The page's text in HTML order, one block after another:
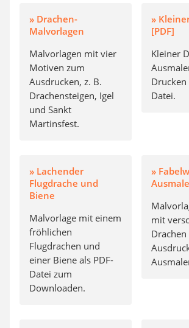
» Drachen-
Malvorlagen
Malvorlagen mit vier
Motiven zum
Ausdrucken, z. B.
Drachensteigen, Igel
und Sankt
Martinsfest.
»
[PDF]
Kleiner
Drucken
Datei.
» Lachender
Flugdrache und
Biene
Malvorlage mit einem
fröhlichen
Flugdrachen und
einer Biene als PDF-
Datei zum
Downloaden.
»
mit